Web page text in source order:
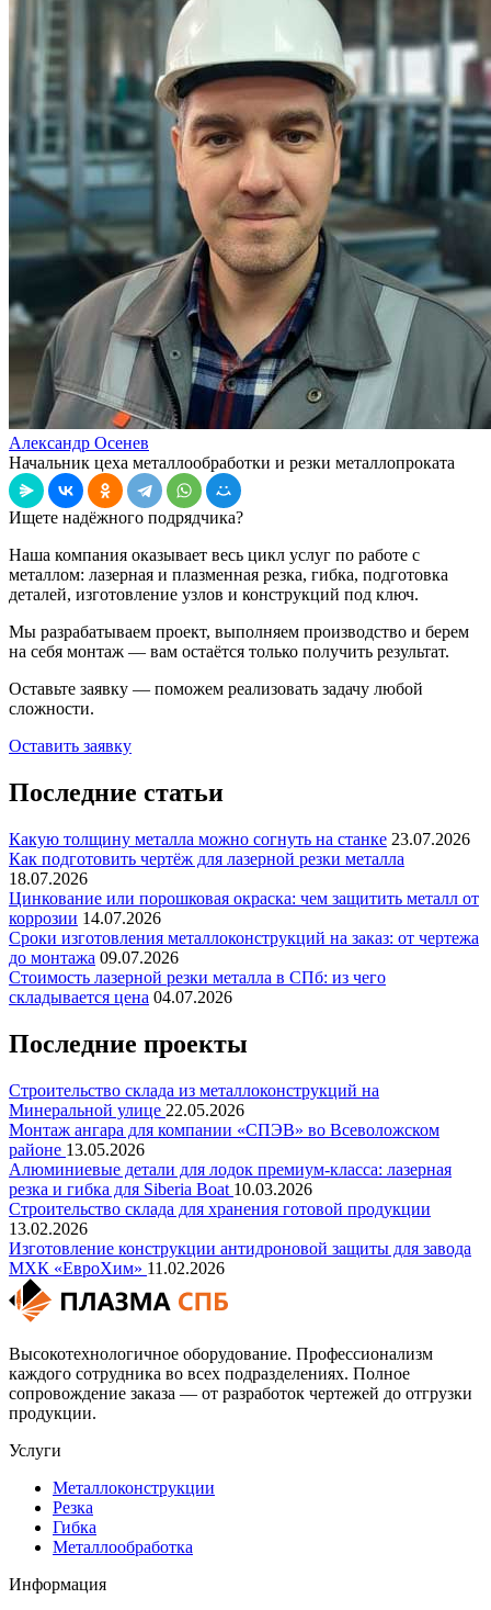
Александр Осенев
Начальник цеха металлообработки и резки металлопроката
Ищете надёжного подрядчика?
Наша компания оказывает весь цикл услуг по работе с
металлом: лазерная и плазменная резка, гибка, подготовка
деталей, изготовление узлов и конструкций под ключ.
Мы разрабатываем проект, выполняем производство и берем
на себя монтаж — вам остаётся только получить результат.
Оставьте заявку — поможем реализовать задачу любой
сложности.
Оставить заявку
Последние статьи
Какую толщину металла можно согнуть на станке 23.07.2026
Как подготовить чертёж для лазерной резки металла
18.07.2026
Цинкование или порошковая окраска: чем защитить металл от
коррозии 14.07.2026
Сроки изготовления металлоконструкций на заказ: от чертежа
до монтажа 09.07.2026
Стоимость лазерной резки металла в СПб: из чего
складывается цена 04.07.2026
Последние проекты
Строительство склада из металлоконструкций на
Минеральной улице 22.05.2026
Монтаж ангара для компании «СПЭВ» во Всеволожском
районе 13.05.2026
Алюминиевые детали для лодок премиум-класса: лазерная
резка и гибка для Siberia Boat 10.03.2026
Строительство склада для хранения готовой продукции
13.02.2026
Изготовление конструкции антидроновой защиты для завода
МХК «ЕвроХим» 11.02.2026
Высокотехнологичное оборудование. Профессионализм
каждого сотрудника во всех подразделениях. Полное
сопровождение заказа — от разработок чертежей до отгрузки
продукции.
Услуги
Металлоконструкции
Резка
Гибка
Металлообработка
Информация